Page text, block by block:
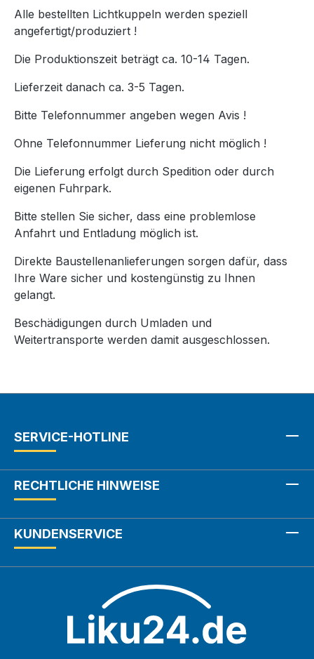
Alle bestellten Lichtkuppeln werden speziell
angefertigt/produziert !
Die Produktionszeit beträgt ca. 10-14 Tagen.
Lieferzeit danach ca. 3-5 Tagen.
Bitte Telefonnummer angeben wegen Avis !
Ohne Telefonnummer Lieferung nicht möglich !
Die Lieferung erfolgt durch Spedition oder durch
eigenen Fuhrpark.
Bitte stellen Sie sicher, dass eine problemlose
Anfahrt und Entladung möglich ist.
Direkte Baustellenanlieferungen sorgen dafür, dass
Ihre Ware sicher und kostengünstig zu Ihnen
gelangt.
Beschädigungen durch Umladen und
Weitertransporte werden damit ausgeschlossen.
SERVICE-HOTLINE
RECHTLICHE HINWEISE
KUNDENSERVICE